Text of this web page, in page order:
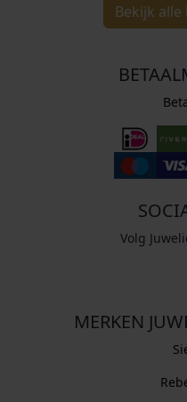
Bekijk
Volg
MERKEN